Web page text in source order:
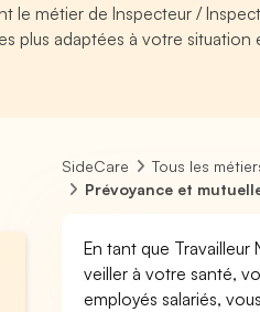
le métier de Inspecteur /
plus adaptées à votre situation
SideCare Tous les
Prévoyance et
En tant que Travailleur
veiller à votre santé,
employés salariés,